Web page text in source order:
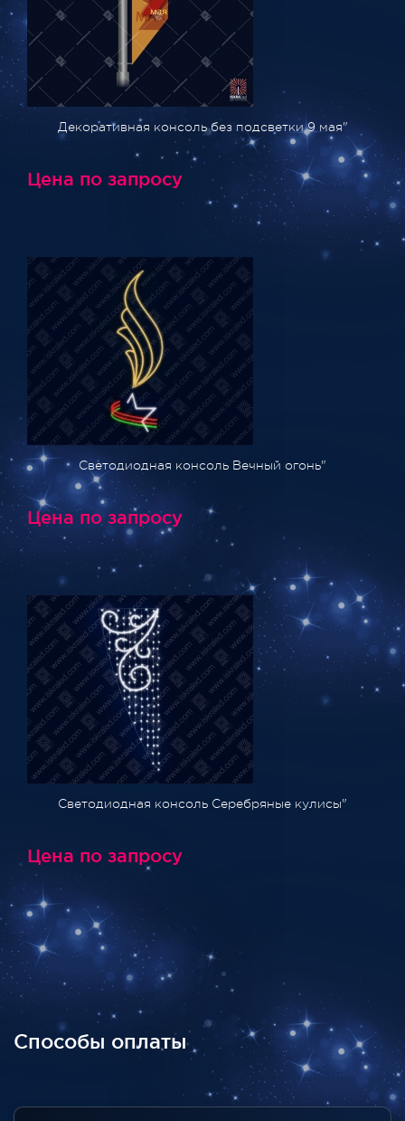
Декоративная консоль без подсветки 9 мая"
Цена по запросу
Светодиодная консоль Вечный огонь"
Цена по запросу
Светодиодная консоль Серебряные кулисы"
Цена по запросу
Способы оплаты